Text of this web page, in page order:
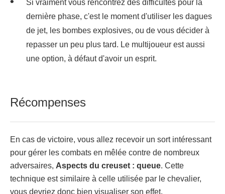
Si vraiment vous rencontrez des difficultés pour la
dernière phase, c'est le moment d'utiliser les dagues
de jet, les bombes explosives, ou de vous décider à
repasser un peu plus tard. Le multijoueur est aussi
une option, à défaut d'avoir un esprit.
Récompenses
En cas de victoire, vous allez recevoir un sort intéressant
pour gérer les combats en mêlée contre de nombreux
adversaires, Aspects du creuset : queue. Cette
technique est similaire à celle utilisée par le chevalier,
vous devriez donc bien visualiser son effet.